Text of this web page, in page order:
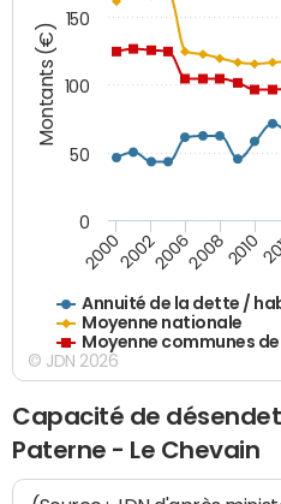
Montants (€)
Annuité de la dette /
Moyenne nationale
Moyenne communes
20002002200620082010
0
50
100
150
© JDN 2026
Capacité de
Paterne - Le Chevain